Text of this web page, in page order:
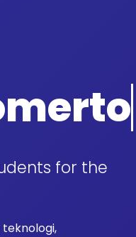
for the